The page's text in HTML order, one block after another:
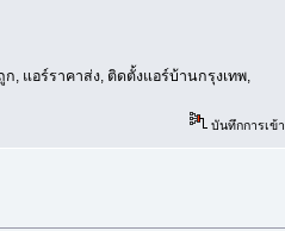
, แอร์ราคาส่ง, ติดตั้งแอร์บ้านกรุงเทพ,
บันทึกการเข้า